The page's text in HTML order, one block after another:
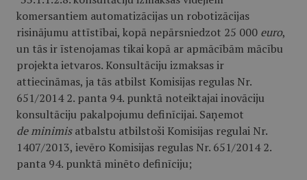
komersantiem automatizācijas un robotizācijas
risinājumu attīstībai, kopā nepārsniedzot 25 000 euro,
un tās ir īstenojamas tikai kopā ar apmācībām mācību
projekta ietvaros. Konsultāciju izmaksas ir
attiecināmas, ja tās atbilst Komisijas regulas Nr.
651/2014 2. panta 94. punktā noteiktajai inovāciju
konsultāciju pakalpojumu definīcijai. Saņemot
deminimisatbalstu atbilstoši Komisijas regulai Nr.
1407/2013, ievēro Komisijas regulas Nr. 651/2014 2.
panta 94. punktā minēto definīciju;